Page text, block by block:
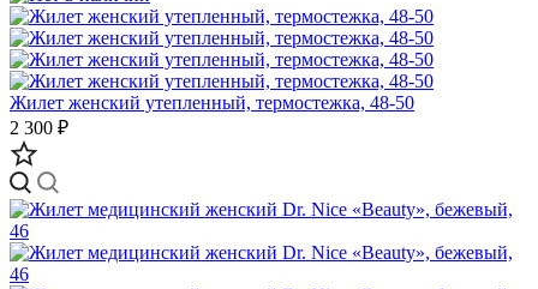
Жилет женский утепленный, термостежка, 48-50
2 300 ₽